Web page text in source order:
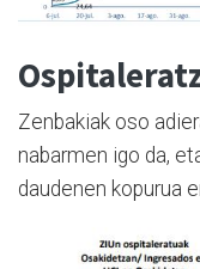
Zenbakiak oso
nabarmen igo da,
daudenen kopurua